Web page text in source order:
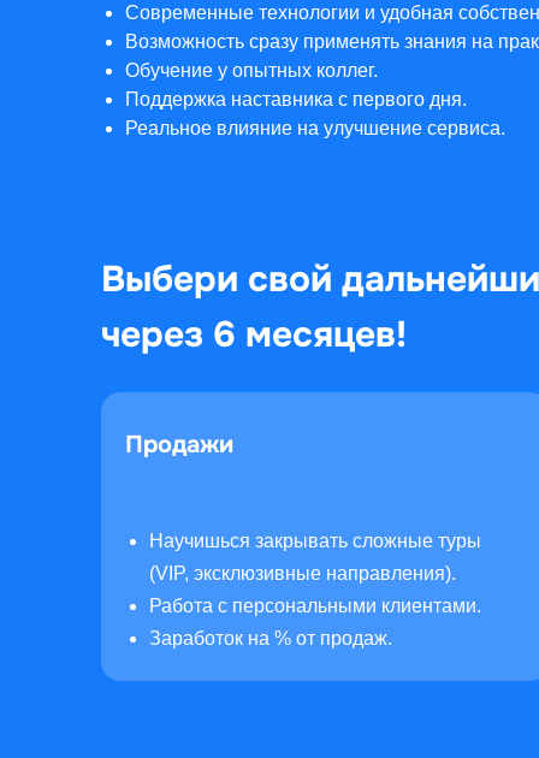
Современные технологии и удобная
Возможность сразу применять знания на
Обучение у опытных коллег.
Поддержка наставника с первого дня.
Реальное влияние на улучшение сервиса.
Научишься закрывать сложные туры
(VIP, эксклюзивные направления).
Работа с персональными клиентами.
Заработок на % от продаж.
Продажи
Выбери свой
через 6 месяцев!